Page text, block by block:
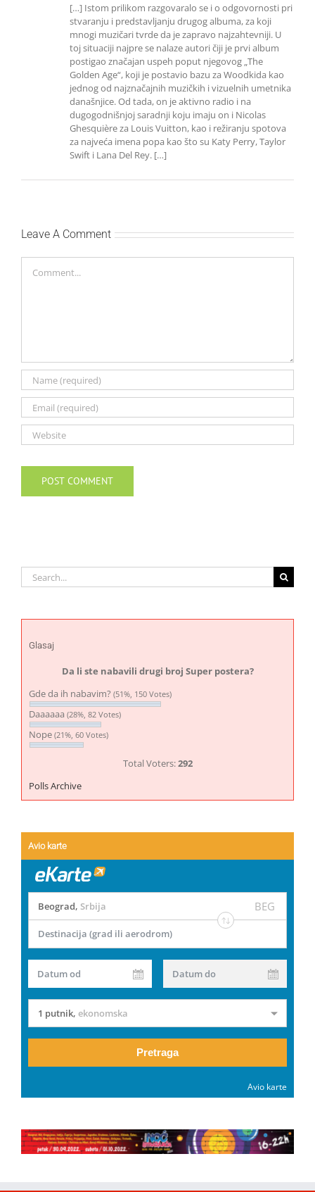
[…] Istom prilikom razgovaralo se i o odgovornosti pri
stvaranju i predstavljanju drugog albuma, za koji
mnogi muzičari tvrde da je zapravo najzahtevniji. U
toj situaciji najpre se nalaze autori čiji je prvi album
postigao značajan uspeh poput njegovog „The
Golden Age“, koji je postavio bazu za Woodkida kao
jednog od najznačajnih muzičkih i vizuelnih umetnika
današnjice. Od tada, on je aktivno radio i na
dugogodnišnjoj saradnji koju imaju on i Nicolas
Ghesquière za Louis Vuitton, kao i režiranju spotova
za najveća imena popa kao što su Katy Perry, Taylor
Swift i Lana Del Rey. […]
Leave A Comment
Search
for:
Glasaj
Da li ste nabavili drugi broj Super postera?
Gde da ih nabavim? (51%, 150 Votes)
Daaaaaa (28%, 82 Votes)
Nope (21%, 60 Votes)
Total Voters:292
Polls Archive
Avio karte
Beograd, Srbija BEG
Destinacija (grad ili aerodrom)
Datum od Datum do
1 putnik, ekonomska
Pretraga
Avio karte